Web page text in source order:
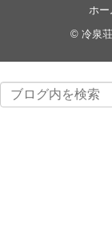
ホー
© 冷泉